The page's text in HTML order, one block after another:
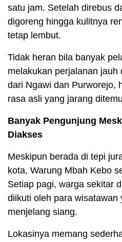
satu jam. Setelah direbus
digoreng hingga kulitnya
tetap lembut.
Tidak heran bila banyak
melakukan perjalanan
dari Ngawi dan Purworejo,
rasa asli yang jarang
Banyak Pengunjung
Diakses
Meskipun berada di tepi
kota, Warung Mbah Kebo
Setiap pagi, warga sekitar
diikuti oleh para wisatawan
menjelang siang.
Lokasinya memang